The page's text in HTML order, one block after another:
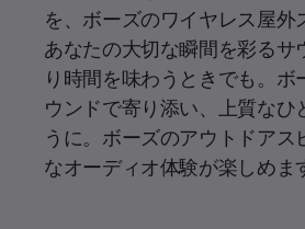
を、ボーズのワイヤレス屋外
あなたの大切な瞬間を彩るサ
り時間を味わうときでも。
ウンドで寄り添い、上質な
うに。ボーズのアウトドアス
なオーディオ体験が楽しめま